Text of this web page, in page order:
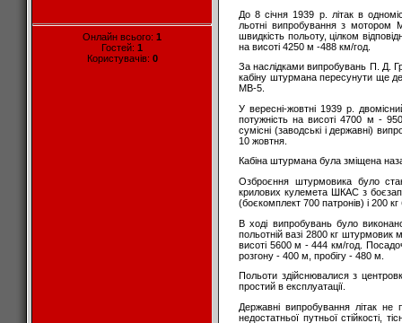
Онлайн всього: 1
Гостей: 1
Користувачів: 0
До 8 січня 1939 р. літак в
льотні випробування з мотором
швидкість польоту, цілком
на висоті 4250 м -488 км/год.
За наслідками випробувань П. Д.
кабіну штурмана пересунути ще
МВ-5.
У вересні-жовтні 1939 р.
потужність на висоті 4700 м -
сумісні (заводські і державні)
10 жовтня.
Кабіна штурмана була зміщена
Озброєння штурмовика було
крилових кулемета ШКАС з
(боєкомплект 700 патронів) і 200
В ході випробувань було
польотній вазі 2800 кг
висоті 5600 м - 444 км/год.
розгону - 400 м, пробігу - 480 м.
Польоти здійснювалися з
простий в експлуатації.
Державні випробування літак не
недостатньої путньої стійкості,